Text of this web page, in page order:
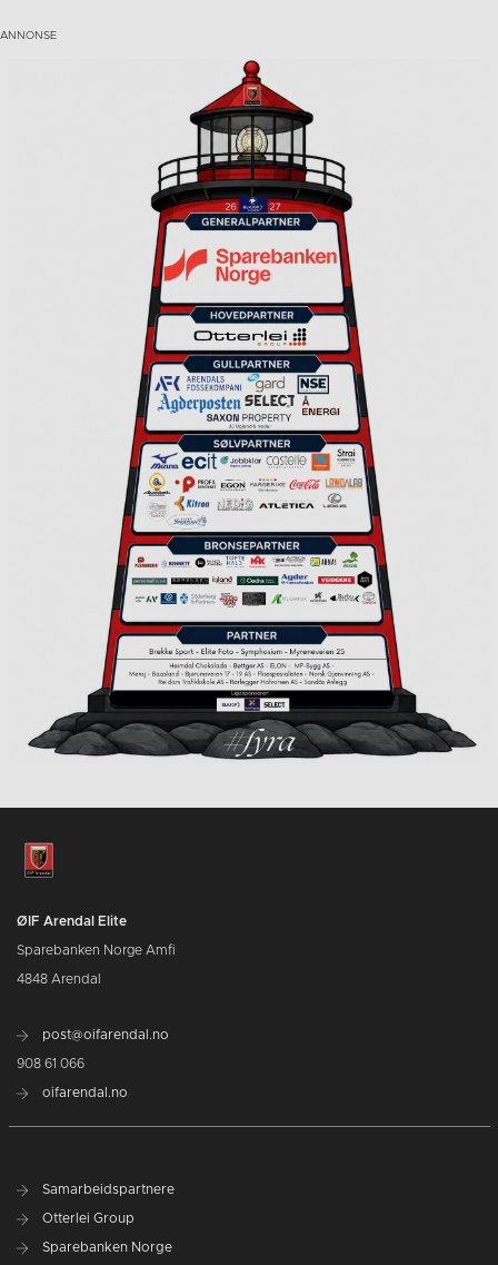
ØIF Arendal Elite
Sparebanken Norge Amfi
4848 Arendal
post@oifarendal.no
908 61 066
oifarendal.no
Samarbeidspartnere
Otterlei Group
Sparebanken Norge